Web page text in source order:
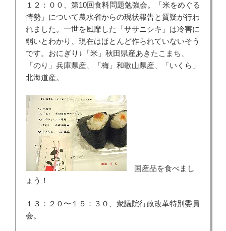
１２：００、第10回食料問題勉強会。「米をめぐる
情勢」について農水省からの現状報告と質疑が行わ
れました。一世を風靡した「ササニシキ」は冷害に
弱いとわかり、現在はほとんど作られていないそう
です。おにぎり↓「米」秋田県産あきたこまち、
「のり」兵庫県産、「梅」和歌山県産、「いくら」
北海道産。
国産品を食べまし
ょう！
１３：２０〜１５：３０、衆議院行政改革特別委員
会。